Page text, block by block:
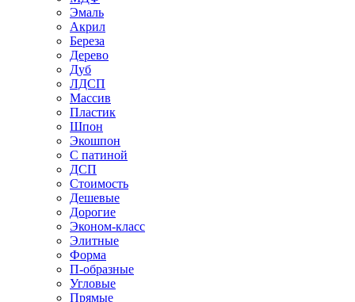
Эмаль
Акрил
Береза
Дерево
Дуб
ЛДСП
Массив
Пластик
Шпон
Экошпон
С патиной
ДСП
Стоимость
Дешевые
Дорогие
Эконом-класс
Элитные
Форма
П-образные
Угловые
Прямые